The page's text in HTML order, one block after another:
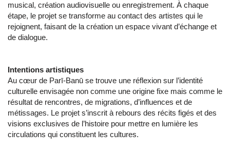
musical, création audiovisuelle ou enregistrement. À chaque
étape, le projet se transforme au contact des artistes qui le
rejoignent, faisant de la création un espace vivant d’échange et
de dialogue.
Intentions artistiques
Au cœur de Parī-Banū se trouve une réflexion sur l’identité
culturelle envisagée non comme une origine fixe mais comme le
résultat de rencontres, de migrations, d’influences et de
métissages. Le projet s’inscrit à rebours des récits figés et des
visions exclusives de l’histoire pour mettre en lumière les
circulations qui constituent les cultures.